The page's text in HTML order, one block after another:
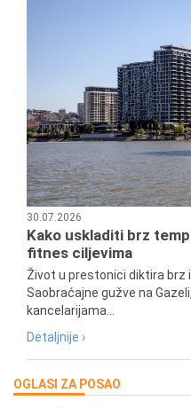
30.07.2026
Kako uskladiti brz
fitnes ciljevima
Život u prestonici diktira brz
Saobraćajne gužve na
kancelarijama...
Detaljnije ›
OGLASI ZA POSAO